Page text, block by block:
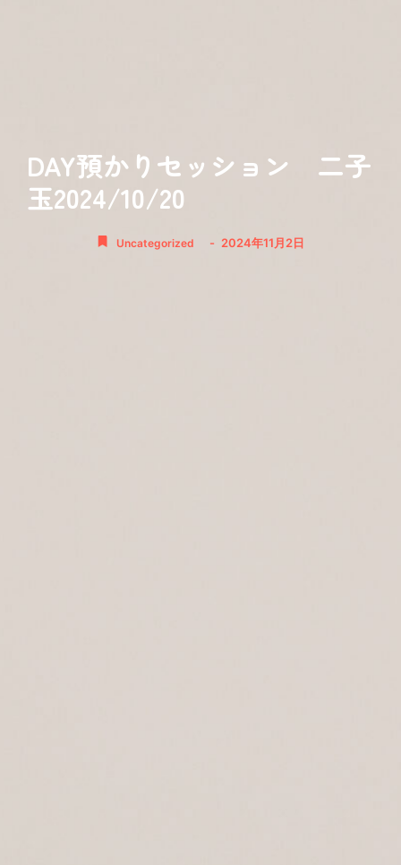
DAY預かりセッション 二子
玉2024/10/20
Uncategorized - 2024年11月2日